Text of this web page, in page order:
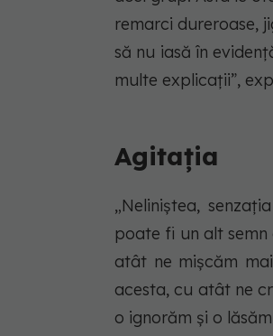
remarci dureroase,
să nu iasă în
multe explicații”,
Agitația
„Neliniștea,
poate fi un alt
atât ne mișcăm
acesta, cu atât ne
o ignorăm și o